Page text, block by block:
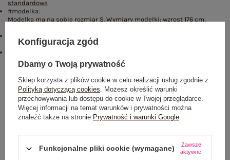
standardowa
#modelka:
Modelka ma na sobie rozmiar S. Wymiary modelki: wzrost 176 cm,
100% bawełna
txt_COTTON COMFORT#546070#FFFFFF
Rozmiar: S
Centrum Logistyczne Nadarzyn
Dostępny
Dostępny
Konfiguracja zgód
Dbamy o Twoją prywatność
Sklep korzysta z plików cookie w celu realizacji usług zgodnie z
Polityką dotyczącą cookies. Możesz określić warunki
przechowywania lub dostępu do cookie w Twojej przeglądarce.
Więcej informacji na temat warunków i prywatności można
znaleźć także na stronie Prywatność i warunki Google.
Funkcjonalne pliki cookie (wymagane)
Zawsze
aktywne